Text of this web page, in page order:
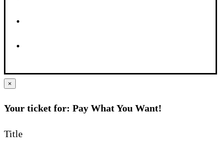
×
Your ticket for: Pay What You Want!
Title